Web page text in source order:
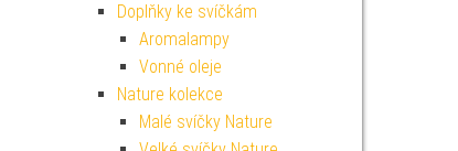
Doplňky ke svíčkám
Aromalampy
Vonné oleje
Nature kolekce
Malé svíčky Nature